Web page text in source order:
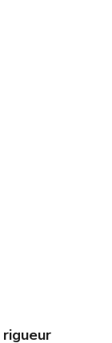
rigueur